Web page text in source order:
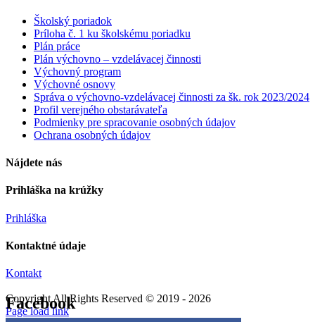
Školský poriadok
Príloha č. 1 ku školskému poriadku
Plán práce
Plán výchovno – vzdelávacej činnosti
Výchovný program
Výchovné osnovy
Správa o výchovno-vzdelávacej činnosti za šk. rok 2023/2024
Profil verejného obstarávateľa
Podmienky pre spracovanie osobných údajov
Ochrana osobných údajov
Nájdete nás
Prihláška na krúžky
Prihláška
Kontaktné údaje
Kontakt
Copyright All Rights Reserved © 2019 - 2026
Facebook
Page load link
Facebook